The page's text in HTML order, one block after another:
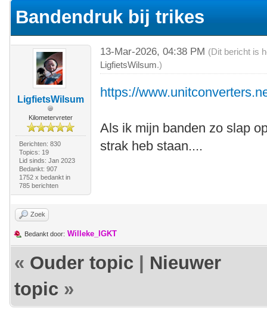
Bandendruk bij trikes
LigfietsWilsum
Kilometervreter
Berichten: 830
Topics: 19
Lid sinds: Jan 2023
Bedankt: 907
1752 x bedankt in
785 berichten
13-Mar-2026, 04:38 PM (Dit bericht is
LigfietsWilsum.)
https://
Als ik mijn banden zo slap
strak heb staan....
Zoek
Bedankt door: Willeke_IGKT
« Ouder topic
Nieuwer
topic »